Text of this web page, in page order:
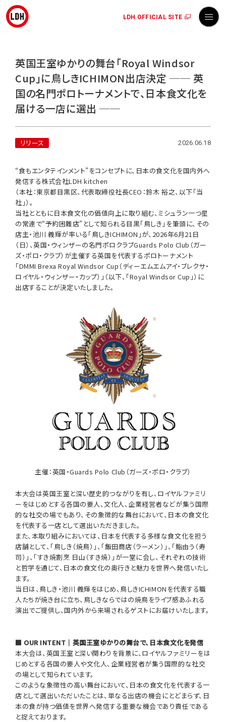
LDH OFFICIAL SITE
英国王室ゆかりの舞台「Royal Windsor
Cup」に鳥しきICHIMON出店決定 ── 英
国の名門ポロトーナメントで、日本食文化を
届ける一店に選出 ──
リリース 2026.06.18
“食もエンタテインメント”をコンセプトに、日本の食文化を国内外へ
発信する株式会社LDH kitchen
（本社：東京都目黒区、代表取締役社長CEO：鈴木 裕之、以下「当
社」）。
当社とともに日本食文化の価値向上に取り組む、ミシュラン一つ星
の常連で“予約困難店”として知られる目黒「鳥しき」を筆頭に、その
店主・池川 義輝が率いる「鳥しきICHIMON」が、2026年6月21日
（日）、英国・ウィンザーの名門ポロクラブGuards Polo Club（ガー
ズ・ポロ・クラブ）が主催する英国を代表するポロトーナメント
「DMMI Brexa Royal Windsor Cup（ディーエムエムアイ・ブレクサ・
ロイヤル・ウィンザー・カップ）」（以下、「Royal Windsor Cup」）に
出店することが決定いたしました。
主催：英国・Guards Polo Club（ガーズ・ポロ・クラブ）
本大会は英国王室と深い歴史的つながりを有し、ロイヤルファミリ
ーをはじめとする各国の要人、文化人、企業経営者などが集う国際
的な社交の場でもあり、その象徴的な舞台において、日本の食文化
を代表する一店として選出いただきました。
また、本取り組みにおいては、日本を代表する多様な食文化を担う
店舗として、「鳥しき（焼鳥）」、「飯田商店（ラーメン）」、「鮨由う（寿
司）」、「すき焼割烹 日山（すき焼）」が一堂に会し、それぞれの技術
と哲学を通じて、日本の食文化の奥行きと魅力を世界へ発信いたし
ます。
当日は、鳥しき・池川 義輝をはじめ、鳥しきICHIMONを代表する職
人たちが焼き台に立ち、鳥しきならではの焼鳥をライブ感あふれる
演出でご提供し、国内外から来場されるゲストにお届けいたします。
■ OUR INTENT｜英国王室ゆかりの舞台で、日本食文化を発信
本大会は、英国王室と深い関わりを背景に、ロイヤルファミリーをは
じめとする各国の要人や文化人、企業経営者が集う国際的な社交
の場として知られています。
このような象徴性の高い舞台において、日本の食文化を代表する一
店として選出いただいたことは、単なる出店の機会にとどまらず、日
本の食が持つ価値を世界へ発信する重要な機会であり責任である
と捉えております。